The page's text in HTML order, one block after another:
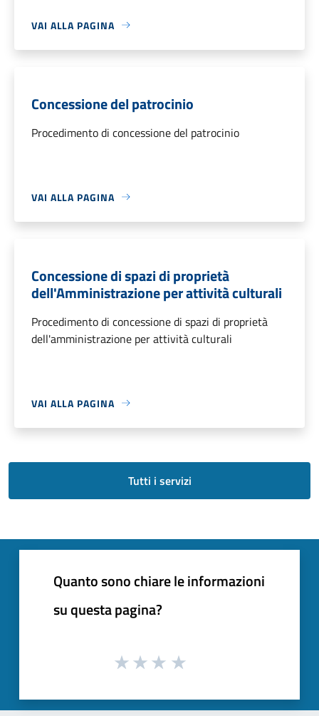
VAI ALLA PAGINA
Concessione del patrocinio
Procedimento di concessione del patrocinio
VAI ALLA PAGINA
Concessione di spazi di proprietà
dell'Amministrazione per attività culturali
Procedimento di concessione di spazi di proprietà
dell'amministrazione per attività culturali
VAI ALLA PAGINA
Tutti i servizi
Quanto sono chiare le informazioni
su questa pagina?